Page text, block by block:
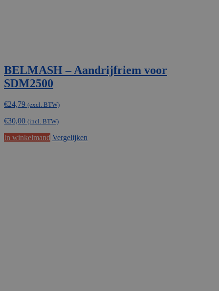
BELMASH – Aandrijfriem voor
SDM2500
€24,79 (excl. BTW)
€30,00 (incl. BTW)
In winkelmand Vergelijken